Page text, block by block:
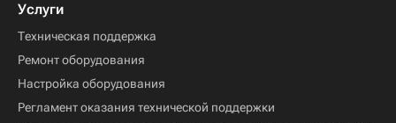
Услуги
Техническая поддержка
Ремонт оборудования
Настройка оборудования
Регламент оказания технической поддержки